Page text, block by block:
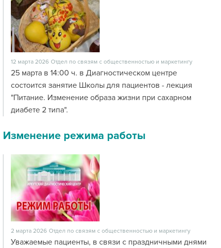
12 марта 2026 Отдел по связям с общественностью и маркетингу
25 марта в 14:00 ч. в Диагностическом центре
состоится занятие Школы для пациентов - лекция
"Питание. Изменение образа жизни при сахарном
диабете 2 типа".
Изменение режима работы
2 марта 2026 Отдел по связям с общественностью и маркетингу
Уважаемые пациенты, в связи с праздничными днями